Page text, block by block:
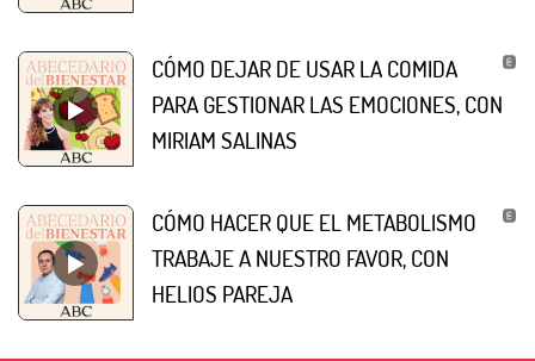
CÓMO DEJAR DE USAR LA COMIDA
PARA GESTIONAR LAS EMOCIONES, CON
MIRIAM SALINAS
CÓMO HACER QUE EL METABOLISMO
TRABAJE A NUESTRO FAVOR, CON
HELIOS PAREJA